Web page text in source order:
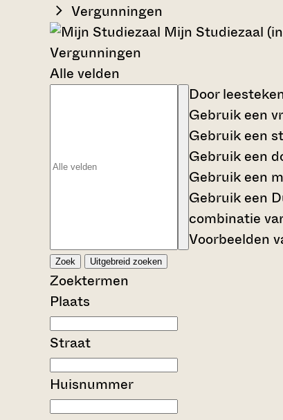
Vergunningen
Mijn Studiezaal
Vergunningen
Alle velden
Door
Gebruik een
Gebruik een
Gebruik een
Gebruik een
Gebruik een
combinatie
Voorbeelden
Zoek Uitgebreid zoeken
Zoektermen
Plaats
Straat
Huisnummer